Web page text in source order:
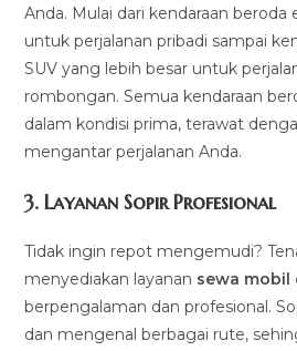
Anda. Mulai dari kendaraan
untuk perjalanan pribadi sampai
SUV yang lebih besar untuk
rombongan. Semua kendaraan
dalam kondisi prima, terawat
mengantar perjalanan Anda.
3.Layanan Sopir Profesional
Tidak ingin repot mengemudi?
menyediakan layanan sewa mobil
berpengalaman dan profesional.
dan mengenal berbagai rute,